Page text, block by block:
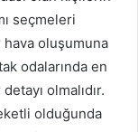
seçmeleri
oluşumuna
odalarında en
olmalıdır.
olduğunda